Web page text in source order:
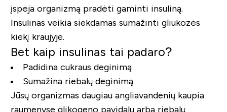
įspėja organizmą pradėti gaminti insuliną.
Insulinas veikia siekdamas sumažinti gliukozės
kiekį kraujyje.
Bet kaip insulinas tai padaro?
Padidina cukraus deginimą
Sumažina riebalų deginimą
Jūsų organizmas daugiau angliavandenių kaupia
raumenyse glikogeno pavidalu arba riebalų